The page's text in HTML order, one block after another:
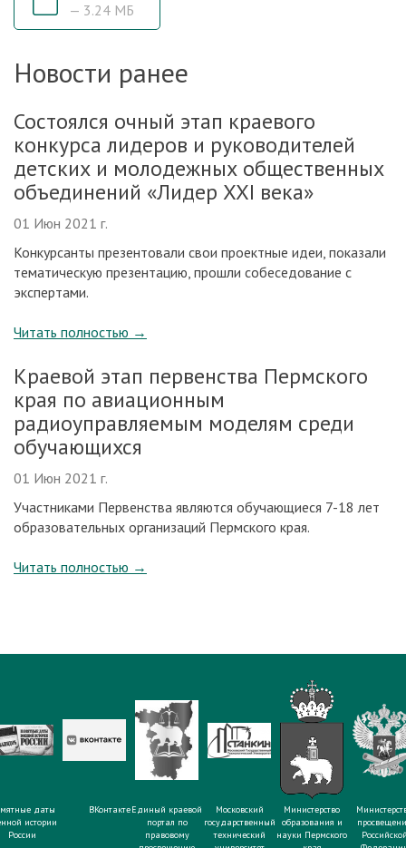
— 3.24 МБ
Новости ранее
Состоялся очный этап краевого
конкурса лидеров и руководителей
детских и молодежных общественных
объединений «Лидер XXI века»
01 Июн 2021 г.
Конкурсанты презентовали свои проектные идеи, показали
тематическую презентацию, прошли собеседование с
экспертами.
Читать полностью →
Краевой этап первенства Пермского
края по авиационным
радиоуправляемым моделям среди
обучающихся
01 Июн 2021 г.
Участниками Первенства являются обучающиеся 7-18 лет
образовательных организаций Пермского края.
Читать полностью →
даты
истории
России
ВКонтактеЕдиный краевой
портал по
правовому
Московский
государственный
технический
Министерство
образования и
науки Пермского